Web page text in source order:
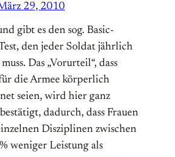
29, 2010
gibt es den sog. Basic-
den jeder Soldat jährlich
Das „Vorurteil“, dass
die Armee körperlich
seien, wird hier ganz
dadurch, dass Frauen
Disziplinen zwischen
weniger Leistung als